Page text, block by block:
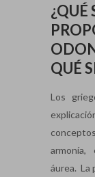
¿QUÉ
QUÉ
Los
áurea. La